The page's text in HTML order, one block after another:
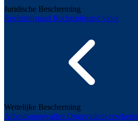
Juridische Bescherming
Rechtsbijstand Rechtsbijstand vloot
Wettelijke Bescherming
Arbeidsongevallen